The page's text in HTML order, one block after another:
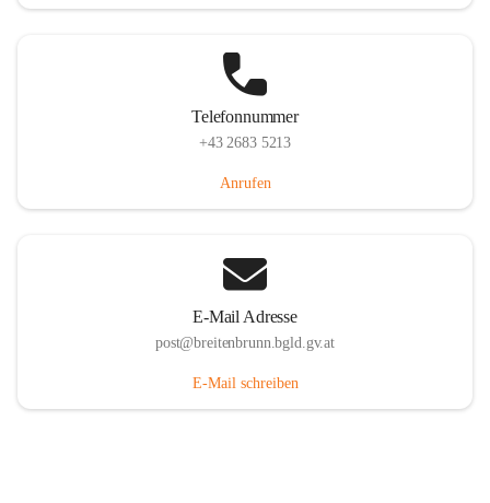
Telefonnummer
+43 2683 5213
Anrufen
E-Mail Adresse
post@breitenbrunn.bgld.gv.at
E-Mail schreiben